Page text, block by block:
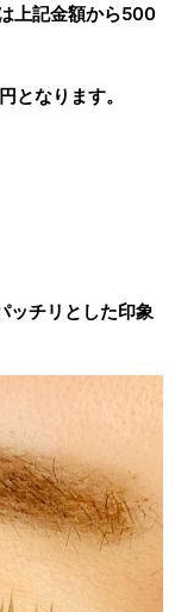
上記金額から500
となります。
ッチリとした印象